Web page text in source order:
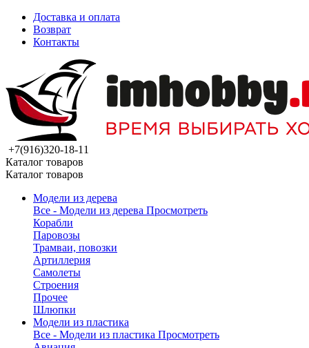
Доставка и оплата
Возврат
Контакты
+7(916)320-18-11
Каталог товаров
Каталог товаров
Модели из дерева
Все - Модели из дерева Просмотреть
Корабли
Паровозы
Трамваи, повозки
Артиллерия
Самолеты
Строения
Прочее
Шлюпки
Модели из пластика
Все - Модели из пластика Просмотреть